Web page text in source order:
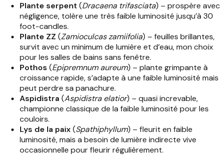
Plante serpent (Dracaena trifasciata) – prospère avec
négligence, tolère une très faible luminosité jusqu’à 30
foot-candles.
Plante ZZ (Zamioculcas zamiifolia) – feuilles brillantes,
survit avec un minimum de lumière et d’eau, mon choix
pour les salles de bains sans fenêtre.
Pothos (Epipremnum aureum) – plante grimpante à
croissance rapide, s’adapte à une faible luminosité mais
peut perdre sa panachure.
Aspidistra (Aspidistra elatior) – quasi increvable,
championne classique de la faible luminosité pour les
couloirs.
Lys de la paix(Spathiphyllum) – fleurit en faible
luminosité, mais a besoin de lumière indirecte vive
occasionnelle pour fleurir régulièrement.